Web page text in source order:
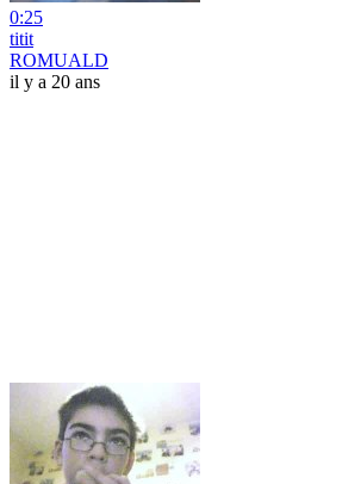
0:25
titit
ROMUALD
il y a 20 ans